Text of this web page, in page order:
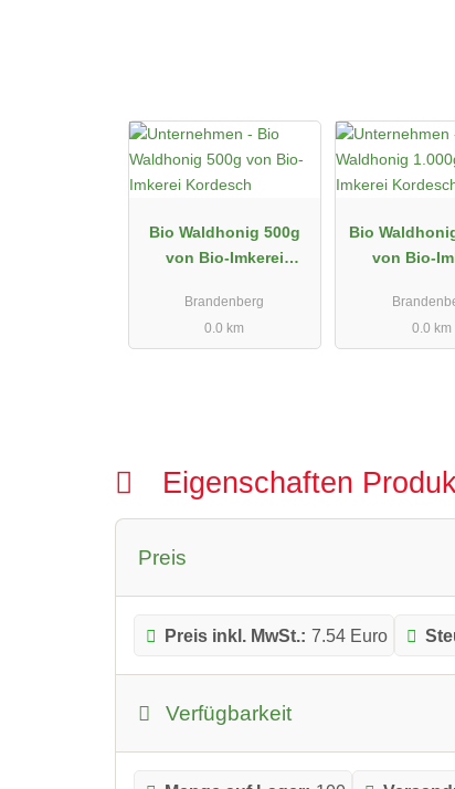
Bio Waldhonig 500g
von Bio-Imkerei
Brandenberg
0.0 km
Bio
von Bio-
0.0 km
Eigenschaften
Preis
Preis inkl. MwSt.: 7.54 Euro
Verfügbarkeit